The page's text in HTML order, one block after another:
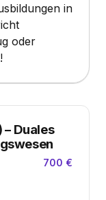
in
oder
– Duales
700 €